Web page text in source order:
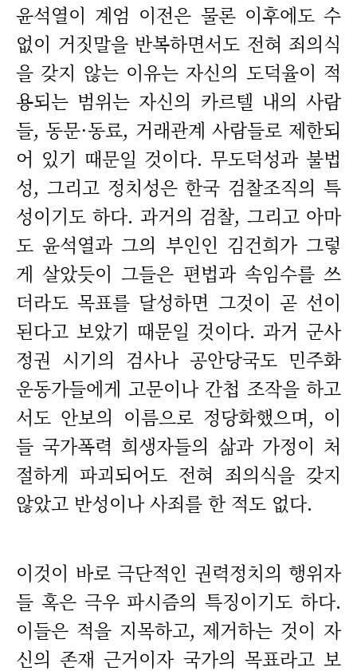
윤석열이 계엄 이전은 물론 이후에도 수
없이 거짓말을 반복하면서도 전혀 죄의식
을 갖지 않는 이유는 자신의 도덕율이 적
용되는 범위는 자신의 카르텔 내의 사람
들, 동문·동료, 거래관계 사람들로 제한되
어 있기 때문일 것이다. 무도덕성과 불법
성, 그리고 정치성은 한국 검찰조직의 특
성이기도 하다. 과거의 검찰, 그리고 아마
도 윤석열과 그의 부인인 김건희가 그렇
게 살았듯이 그들은 편법과 속임수를 쓰
더라도 목표를 달성하면 그것이 곧 선이
된다고 보았기 때문일 것이다. 과거 군사
정권 시기의 검사나 공안당국도 민주화
운동가들에게 고문이나 간첩 조작을 하고
서도 안보의 이름으로 정당화했으며, 이
들 국가폭력 희생자들의 삶과 가정이 처
절하게 파괴되어도 전혀 죄의식을 갖지
않았고 반성이나 사죄를 한 적도 없다.
이것이 바로 극단적인 권력정치의 행위자
들 혹은 극우 파시즘의 특징이기도 하다.
이들은 적을 지목하고, 제거하는 것이 자
신의 존재 근거이자 국가의 목표라고 보